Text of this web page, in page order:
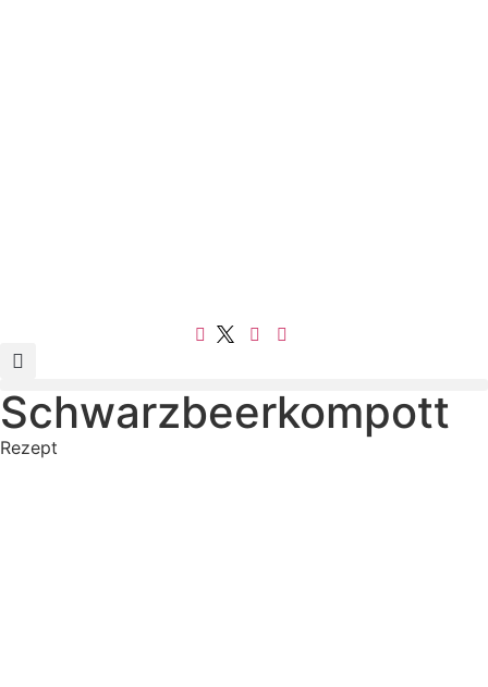
Schwarzbeerkompott
Rezept